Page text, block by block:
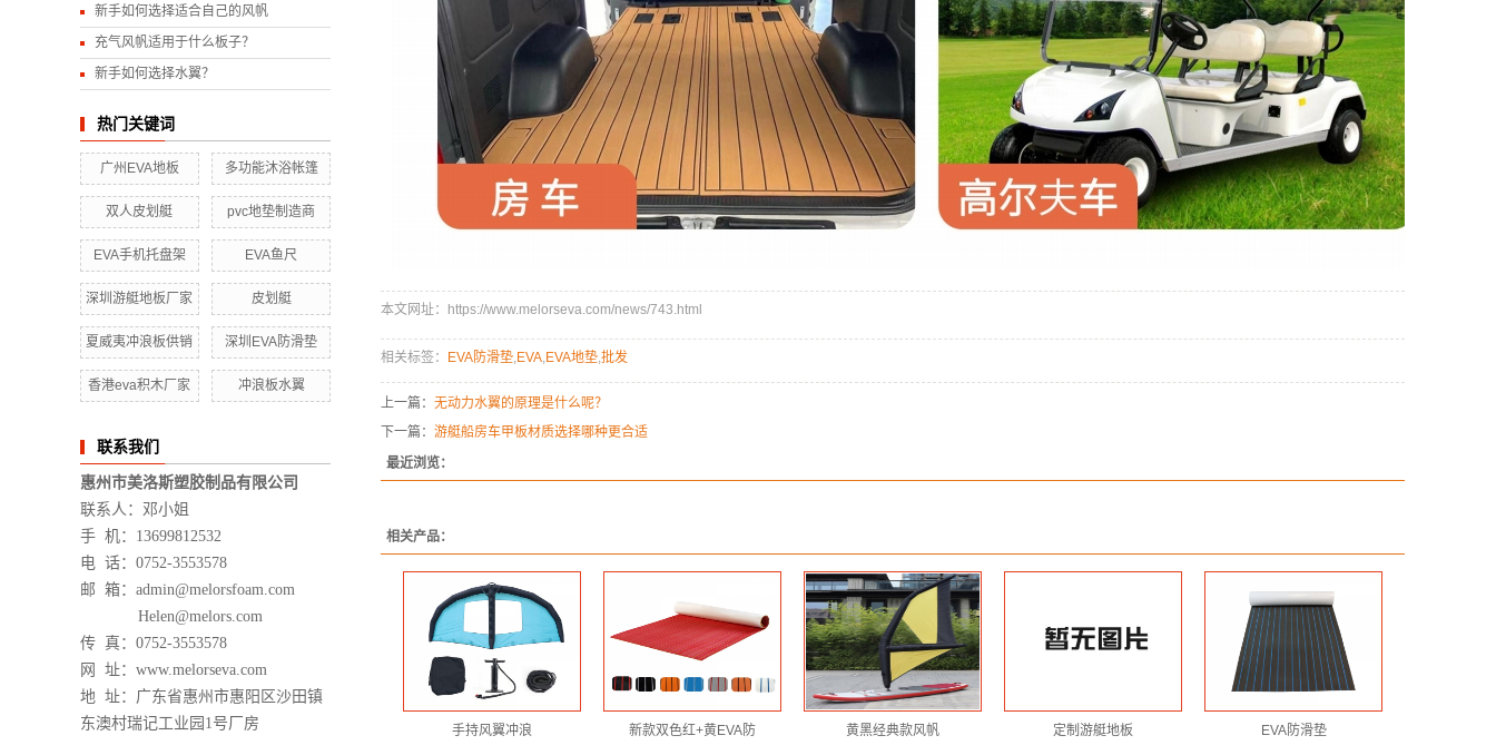
新手如何选择适合自己的风帆
充气风帆适用于什么板子？
新手如何选择水翼？
热门关键词
广州EVA地板 多功能沐浴帐篷
双人皮划艇 pvc地垫制造商
EVA手机托盘架 EVA鱼尺
深圳游艇地板厂家 皮划艇
夏威夷冲浪板供销 深圳EVA防滑垫
香港eva积木厂家 冲浪板水翼
联系我们
惠州市美洛斯塑胶制品有限公司
联系人：邓小姐
手 机：13699812532
电 话：0752-3553578
邮 箱： admin@melorsfoam.com
Helen@melors.com
传 真： 0752-3553578
网 址：www.melorseva.com
地 址：广东省惠州市惠阳区沙田镇
东澳村瑞记工业园1号厂房
本文网址：https://www.melorseva.com/news/743.html
相关标签： EVA防滑垫 EVA EVA地垫 批发
上一篇： 无动力水翼的原理是什么呢？
下一篇： 游艇船房车甲板材质选择哪种更合适
最近浏览：
相关产品：
手持风翼冲浪 新款双色红+黄EVA防 黄黑经典款风帆 定制游艇地板 EVA防滑垫